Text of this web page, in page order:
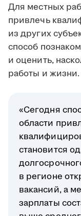
Для местных
привлечь
из других
способ
и оценить,
работы и жизни.
«Сегодня
области
становится
в регионе
вакансий, а
зарплаты